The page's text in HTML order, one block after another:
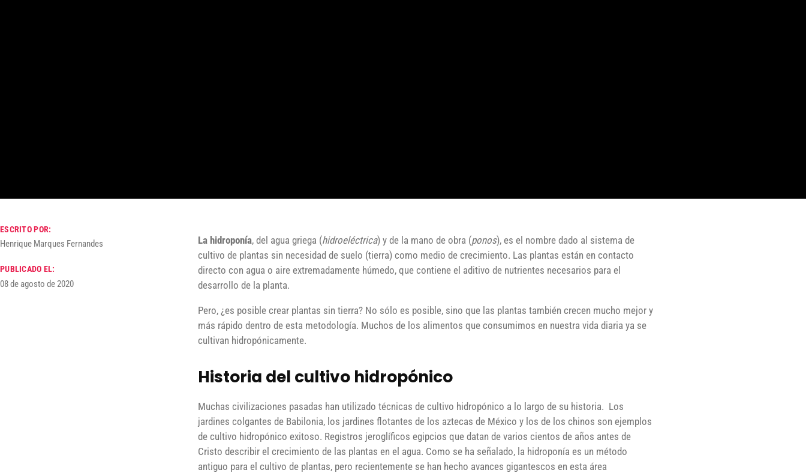
ESCRITO POR:
Henrique Marques Fernandes
PUBLICADO EL:
08 de agosto de 2020
La hidroponía, del agua griega (hidroeléctrica) y de la mano de obra (ponos), es el nombre dado al sistema de
cultivo de plantas sin necesidad de suelo (tierra) como medio de crecimiento. Las plantas están en contacto
directo con agua o aire extremadamente húmedo, que contiene el aditivo de nutrientes necesarios para el
desarrollo de la planta.
Pero, ¿es posible crear plantas sin tierra? No sólo es posible, sino que las plantas también crecen mucho mejor y
más rápido dentro de esta metodología. Muchos de los alimentos que consumimos en nuestra vida diaria ya se
cultivan hidropónicamente.
Historia del cultivo hidropónico
Muchas civilizaciones pasadas han utilizado técnicas de cultivo hidropónico a lo largo de su historia. Los
jardines colgantes de Babilonia, los jardines flotantes de los aztecas de México y los de los chinos son ejemplos
de cultivo hidropónico exitoso. Registros jeroglíficos egipcios que datan de varios cientos de años antes de
Cristo describir el crecimiento de las plantas en el agua. Como se ha señalado, la hidroponía es un método
antiguo para el cultivo de plantas, pero recientemente se han hecho avances gigantescos en esta área